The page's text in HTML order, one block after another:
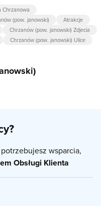
Chrzanowa
(pow. janowski)
Atrakcje
Chrzanów (pow. janowski) Zdjecia
Chrzanów (pow. janowski) Ulice
wsparcia,
Obsługi Klienta